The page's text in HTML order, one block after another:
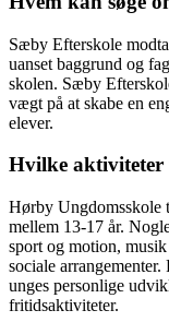
Sæby Efterskole
uanset baggrund og
skolen. Sæby
vægt på at skabe en
elever.
Hvilke aktiviteter
Hørby Ungdomsskole
mellem 13-17 år.
sport og motion,
sociale
unges personlige
fritidsaktiviteter.